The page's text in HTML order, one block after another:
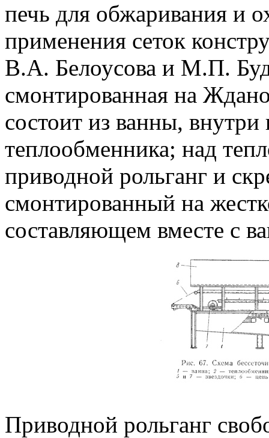
печь для обжаривания и
применения сеток
В.А. Белоусова и М.П.
смонтированная на
состоит из ванны,
теплообменника; над
приводной рольганг и
смонтированный на
составляющем вместе с
Приводной рольганг